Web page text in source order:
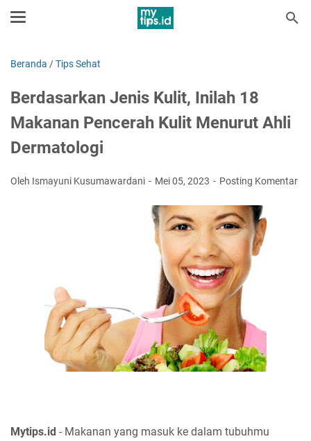
Beranda /Tips Sehat
Berdasarkan Jenis Kulit, Inilah 18
Makanan Pencerah Kulit Menurut Ahli
Dermatologi
Oleh Ismayuni Kusumawardani Mei 05, 2023 Posting Komentar
Mytips.id - Makanan yang masuk ke dalam tubuhmu